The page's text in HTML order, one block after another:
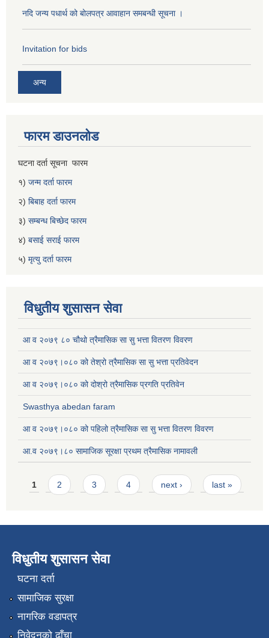
नदि जन्य पधार्थ को बोलपत्र आवाहान समबन्धी सूचना ।
Invitation for bids
अन्य
फारम डाउनलोड
घटना दर्ता सूचना फारम
१) जन्म दर्ता फारम
२) बिबाह दर्ता फारम
३) सम्बन्ध बिच्छेद फारम
४) बसाई सराई फारम
५) मृत्यु दर्ता फारम
विधुतीय शुसासन सेवा
आ व २०७९ ८० चौथो त्रैमासिक सा सु भत्ता वितरण विवरण
आ व २०७९।०८० को तेश्रो त्रैमासिक सा सु भत्ता प्रतिवेदन
आ व २०७९।०८० को दोश्रो त्रैमासिक प्रगति प्रतिवेन
Swasthya abedan faram
आ व २०७९।०८० को पहिलो त्रैमासिक सा सु भत्ता वितरण विवरण
आ.व २०७९।८० सामाजिक सूरक्षा प्रथम त्रैमासिक नामावली
Pages
1 2 3 4 next › last »
विधुतीय शुसासन सेवा
घटना दर्ता
सामाजिक सुरक्षा
नागरिक वडापत्र
निवेदनको ढाँचा